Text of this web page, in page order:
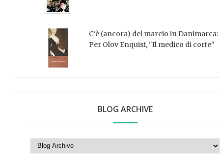
C'è (ancora) del marcio in Danimarca:
Per Olov Enquist, "Il medico di corte"
BLOG ARCHIVE